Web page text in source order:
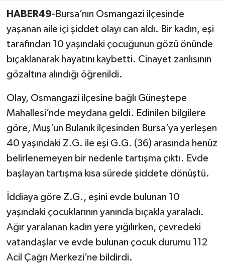
HABER49-Bursa’nın Osmangazi ilçesinde
yaşanan aile içi şiddet olayı can aldı. Bir kadın, eşi
tarafından 10 yaşındaki çocuğunun gözü önünde
bıçaklanarak hayatını kaybetti. Cinayet zanlısının
gözaltına alındığı öğrenildi.
Olay, Osmangazi ilçesine bağlı Güneştepe
Mahallesi’nde meydana geldi. Edinilen bilgilere
göre, Muş’un Bulanık ilçesinden Bursa’ya yerleşen
40 yaşındaki Z.G. ile eşi G.G. (36) arasında henüz
belirlenemeyen bir nedenle tartışma çıktı. Evde
başlayan tartışma kısa sürede şiddete dönüştü.
İddiaya göre Z.G., eşini evde bulunan 10
yaşındaki çocuklarının yanında bıçakla yaraladı.
Ağır yaralanan kadın yere yığılırken, çevredeki
vatandaşlar ve evde bulunan çocuk durumu 112
Acil Çağrı Merkezi’ne bildirdi.
Bulanık
Malazgirt
Varto